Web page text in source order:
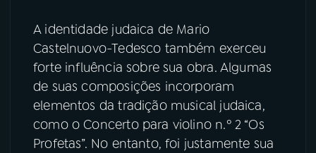
A identidade judaica de Mario
Castelnuovo-Tedesco também exerceu
forte influência sobre sua obra. Algumas
de suas composições incorporam
elementos da tradição musical judaica,
como o Concerto para violino n.º 2 “Os
Profetas”. No entanto, foi justamente sua